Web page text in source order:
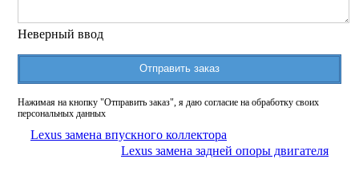
Неверный ввод
Отправить заказ
Нажимая на кнопку "Отправить заказ", я даю согласие на обработку своих
персональных данных
Lexus замена впускного коллектора
Lexus замена задней опоры двигателя